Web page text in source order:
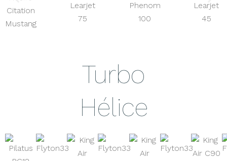
Citation
Mustang
Learjet
75
Phenom
100
Learjet
45
Turbo
Hélice